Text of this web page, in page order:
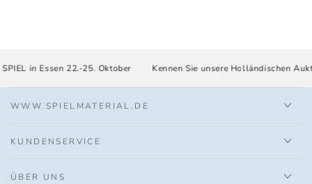
Erw.
-
Erw.
-
in Essen 22.-25. Oktober Kennen Sie unsere Holländischen
WWW.SPIELMATERIAL.DE
KUNDENSERVICE
ÜBER UNS